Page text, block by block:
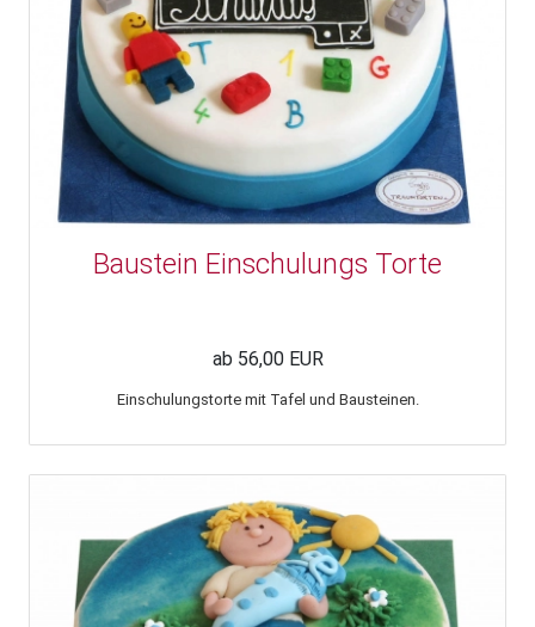
Baustein Einschulungs Torte
ab 56,00 EUR
Einschulungstorte mit Tafel und Bausteinen.